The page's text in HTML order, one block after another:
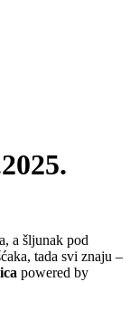
a šljunak pod
tada svi znaju –
powered by